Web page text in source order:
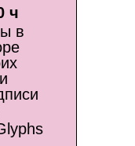
в
ч